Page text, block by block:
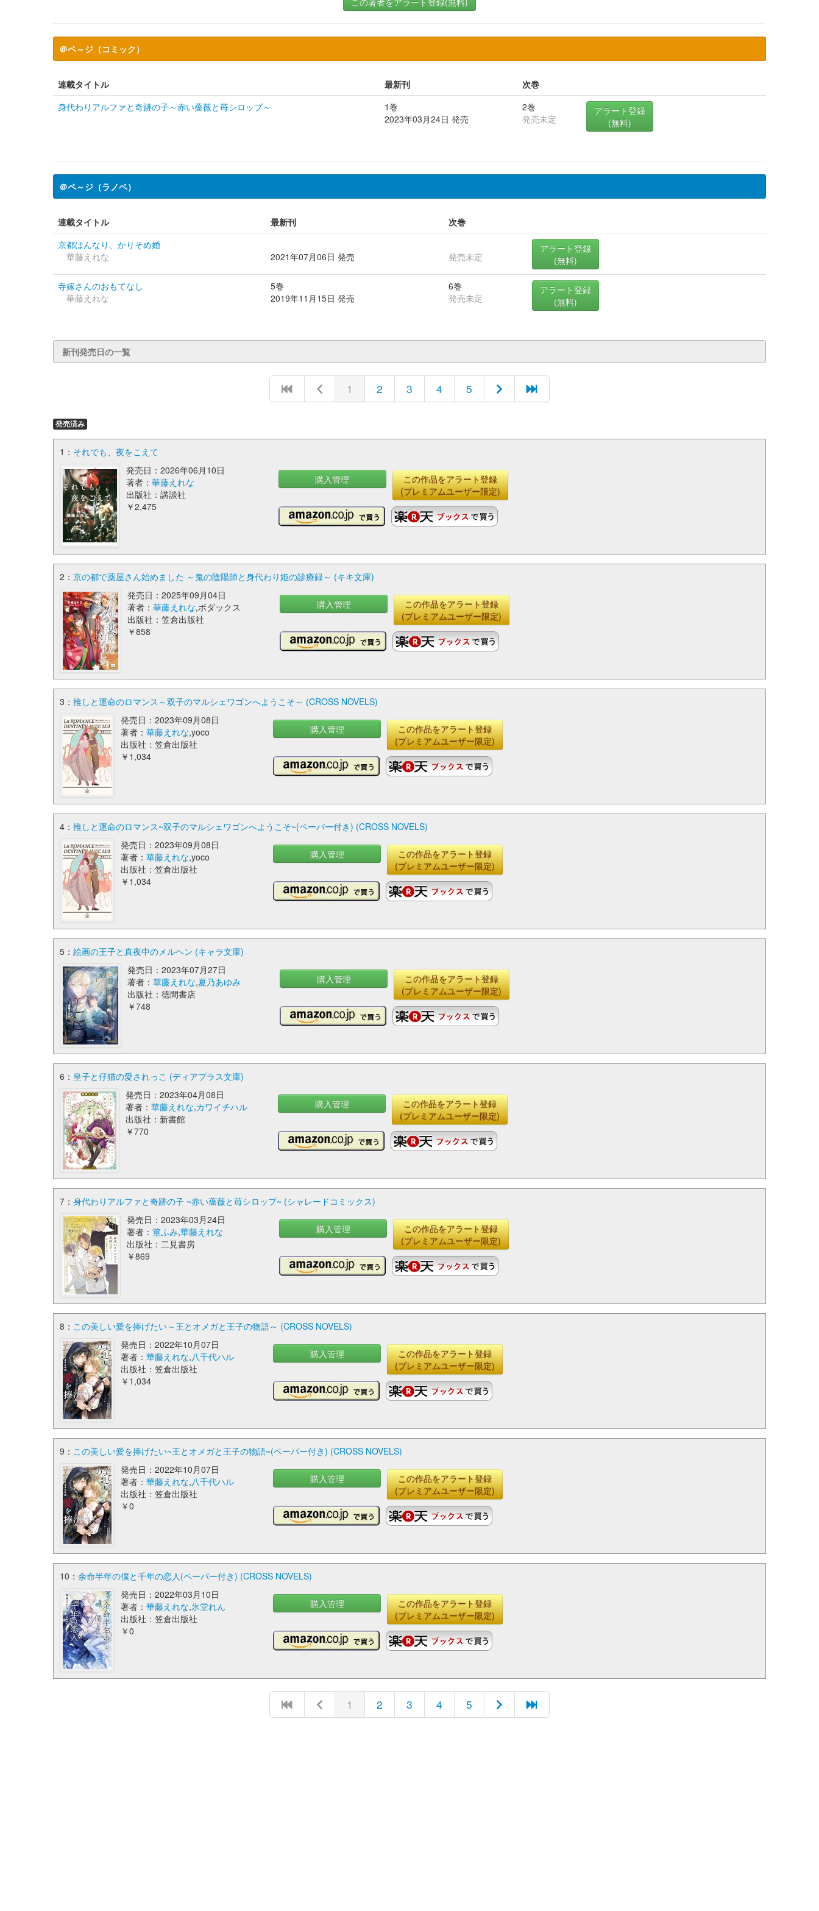
＠ペ～ジ（コミック）
連載タイトル 最新刊
次巻
身代わりアルファと奇跡の子～赤い薔薇と苺シロップ～
1巻
2023年03月24日 発売
2巻
発売未定
アラート登録
(無料)
＠ペ～ジ（ラノベ）
連載タイトル 最新刊
次巻
京都はんなり、かりそめ婚
華藤えれな
2021年07月06日 発売 発売未定
アラート登録
(無料)
寺嫁さんのおもてなし
華藤えれな
5巻
2019年11月15日 発売
6巻
発売未定
アラート登録
(無料)
新刊発売日の一覧
1 2 3 4 5
発売済み
1： それでも、夜をこえて
発売日：2026年06月10日
著者： 華藤えれな
出版社：講談社
￥2,475
購入管理
この作品をアラート登録
(プレミアムユーザー限定)
2： 京の都で薬屋さん始めました ～鬼の陰陽師と身代わり姫の診療録～ (キキ文庫)
発売日：2025年09月04日
著者：華藤えれな,ボダックス
出版社：笠倉出版社
￥858
購入管理
この作品をアラート登録
(プレミアムユーザー限定)
3： 推しと運命のロマンス～双子のマルシェワゴンへようこそ～ (CROSS NOVELS)
発売日：2023年09月08日
著者： 華藤えれな,yoco
出版社：笠倉出版社
￥1,034
購入管理
この作品をアラート登録
(プレミアムユーザー限定)
4： 推しと運命のロマンス~双子のマルシェワゴンへようこそ~(ペーパー付き) (CROSS NOVELS)
発売日：2023年09月08日
著者： 華藤えれな,yoco
出版社：笠倉出版社
￥1,034
購入管理
この作品をアラート登録
(プレミアムユーザー限定)
5： 絵画の王子と真夜中のメルヘン (キャラ文庫)
発売日：2023年07月27日
著者：華藤えれな,夏乃あゆみ
出版社：徳間書店
￥748
購入管理
この作品をアラート登録
(プレミアムユーザー限定)
6： 皇子と仔猫の愛されっこ (ディアプラス文庫)
発売日：2023年04月08日
著者： 華藤えれな,カワイチハル
出版社：新書館
￥770
購入管理
この作品をアラート登録
(プレミアムユーザー限定)
7： 身代わりアルファと奇跡の子 ~赤い薔薇と苺シロップ~ (シャレードコミックス)
発売日：2023年03月24日
著者：篁ふみ,華藤えれな
出版社：二見書房
￥869
購入管理
この作品をアラート登録
(プレミアムユーザー限定)
8： この美しい愛を捧げたい～王とオメガと王子の物語～ (CROSS NOVELS)
発売日：2022年10月07日
著者： 華藤えれな,八千代ハル
出版社：笠倉出版社
￥1,034
購入管理
この作品をアラート登録
(プレミアムユーザー限定)
9： この美しい愛を捧げたい~王とオメガと王子の物語~(ペーパー付き) (CROSS NOVELS)
発売日：2022年10月07日
著者： 華藤えれな,八千代ハル
出版社：笠倉出版社
￥0
購入管理
この作品をアラート登録
(プレミアムユーザー限定)
10： 余命半年の僕と千年の恋人(ペーパー付き) (CROSS NOVELS)
発売日：2022年03月10日
著者： 華藤えれな,氷堂れん
出版社：笠倉出版社
￥0
購入管理
この作品をアラート登録
(プレミアムユーザー限定)
1 2 3 4 5